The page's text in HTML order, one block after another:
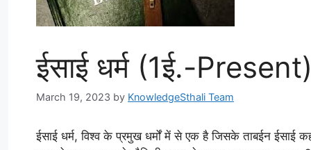
ईसाई धर्म (1ई.-
March 19, 2023 by KnowledgeSthali Team
ईसाई धर्म, विश्व के प्रमुख धर्मों में से एक है जिसके ताबईन ईसाई